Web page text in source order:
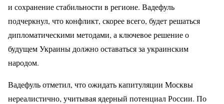
и сохранение стабильности в регионе. Вадефуль
подчеркнул, что конфликт, скорее всего, будет решаться
дипломатическими методами, а ключевое решение о
будущем Украины должно оставаться за украинским
народом.
Вадефуль отметил, что ожидать капитуляции Москвы
нереалистично, учитывая ядерный потенциал России. По